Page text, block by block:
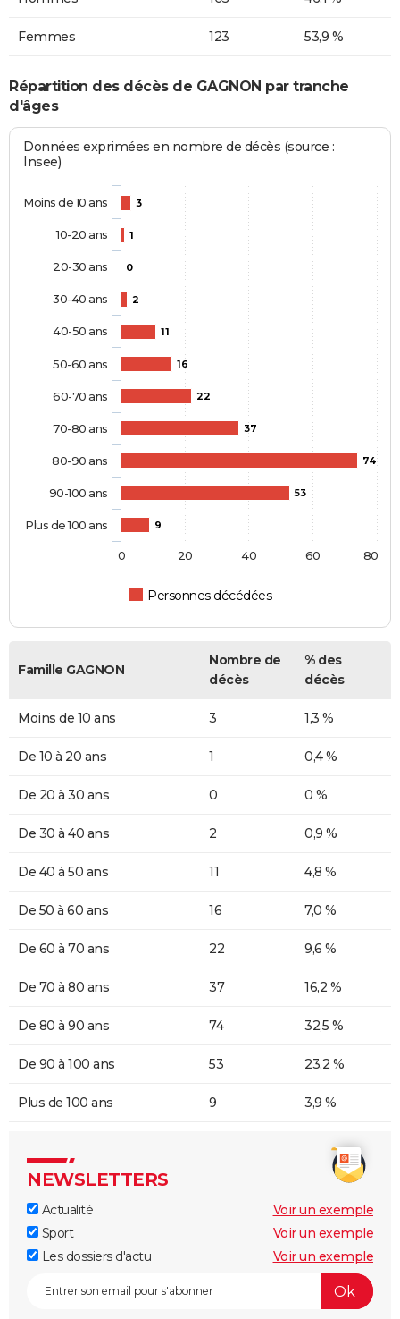
Femmes 123 53,9 %
Répartition des décès de GAGNON par tranche
d'âges
Données exprimées en nombre de décès (source :
Insee)
3
1
0
2
11
16
22
37
74
53
9
Personnes décédées
Moins de 10 ans
10-20 ans
20-30 ans
30-40 ans
40-50 ans
50-60 ans
60-70 ans
70-80 ans
80-90 ans
90-100 ans
Plus de 100 ans
0 20 40 60 80
Famille GAGNON
Nombre de
décès
% des
décès
Moins de 10 ans 3 1,3 %
De 10 à 20 ans 1 0,4 %
De 20 à 30 ans 0 0 %
De 30 à 40 ans 2 0,9 %
De 40 à 50 ans 11 4,8 %
De 50 à 60 ans 16 7,0 %
De 60 à 70 ans 22 9,6 %
De 70 à 80 ans 37 16,2 %
De 80 à 90 ans 74 32,5 %
De 90 à 100 ans 53 23,2 %
Plus de 100 ans 9 3,9 %
NEWSLETTERS
Actualité
Voir un exemple
Sport
Voir un exemple
Les dossiers d'actu
Voir un exemple